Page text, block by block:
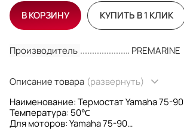
Производитель PREMARINE
Описание товара (развернуть)
Наименование: Термостат Yamaha 75-90
Температура: 50℃
Для моторов: Yamaha 75-90
В КОРЗИНУ КУПИТЬ В 1 КЛИК